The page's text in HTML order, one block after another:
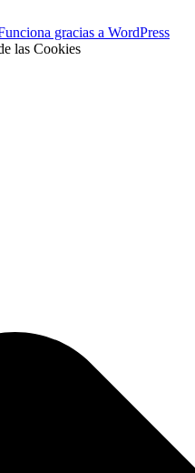
gracias a WordPress
las Cookies